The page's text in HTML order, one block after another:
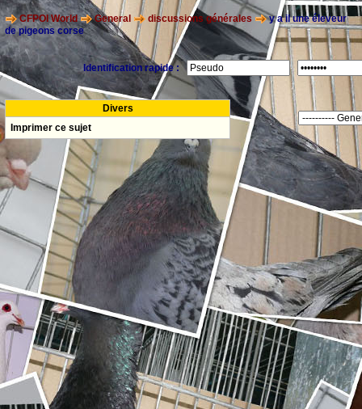
CFPOI World General discussions générales
y a il une éleveur
de pigeons corse
Identification rapide :
Divers
Imprimer ce sujet